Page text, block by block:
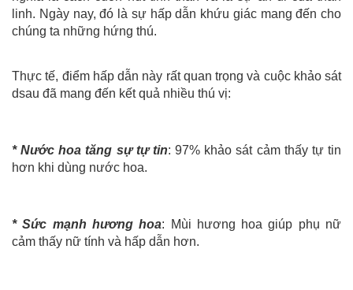
linh. Ngày nay, đó là sự hấp dẫn khứu giác mang đến cho
chúng ta những hứng thú.
Thực tế, điểm hấp dẫn này rất quan trọng và cuộc khảo sát
dsau đã mang đến kết quả nhiều thú vị:
* Nước hoa tăng sự tự tin: 97% khảo sát cảm thấy tự tin
hơn khi dùng nước hoa.
*Sức mạnh hương hoa: Mùi hương hoa giúp phụ nữ
cảm thấy nữ tính và hấp dẫn hơn.